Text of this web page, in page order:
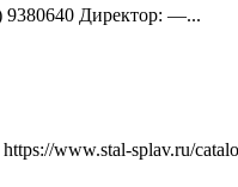
9380640 Директор: —...
www.stal-splav.ru/